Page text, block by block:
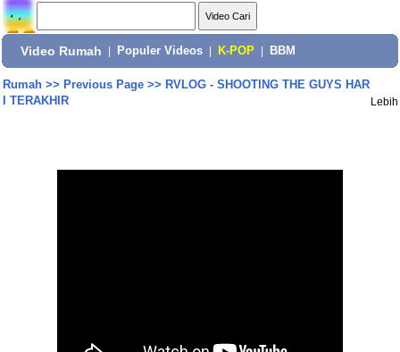
Video Rumah Populer Videos K-POP BBM
Rumah>> Previous Page>> RVLOG - SHOOTING THE GUYS HAR
I TERAKHIR
Lebih